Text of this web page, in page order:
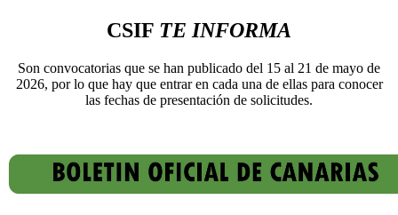
CSIF TE INFORMA
Son convocatorias que se han publicado del 15 al 21 de mayo de
2026, por lo que hay que entrar en cada una de ellas para conocer
las fechas de presentación de solicitudes.